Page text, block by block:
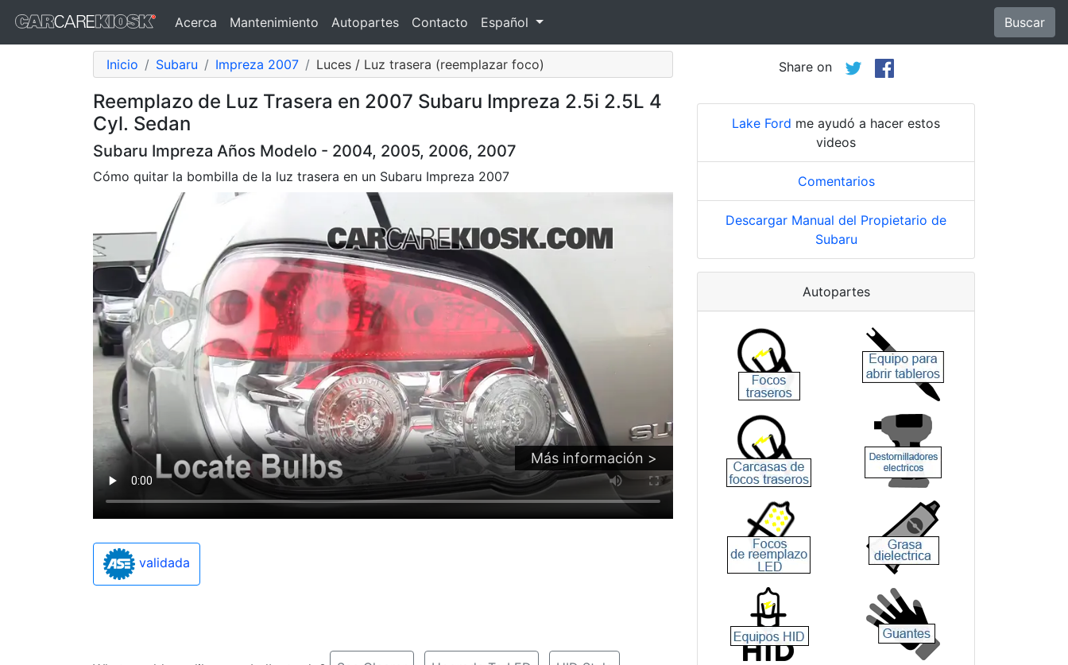
Acerca Mantenimiento Autopartes Contacto Español Buscar
Inicio Subaru Impreza 2007 Luces / Luz trasera (reemplazar foco)
Reemplazo de Luz Trasera en 2007 Subaru Impreza 2.5i 2.5L 4
Cyl. Sedan
Subaru Impreza Años Modelo - 2004, 2005, 2006, 2007
Cómo quitar la bombilla de la luz trasera en un Subaru Impreza 2007
Más información >
validada
Share on
Lake Ford me ayudó a hacer estos
videos
Comentarios
Descargar Manual del Propietario de
Subaru
Autopartes